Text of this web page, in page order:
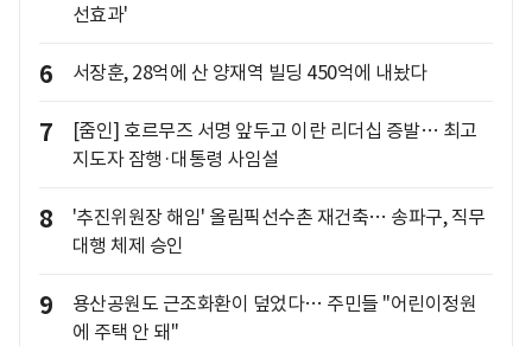
선효과'
6 서장훈, 28억에 산 양재역 빌딩 450억에 내놨다
7
[줌인] 호르무즈 서명 앞두고 이란 리더십 증발… 최고
지도자 잠행·대통령 사임설
8
'추진위원장 해임' 올림픽선수촌 재건축… 송파구, 직무
대행 체제 승인
9
용산공원도 근조화환이 덮었다… 주민들 "어린이정원
에 주택 안 돼"